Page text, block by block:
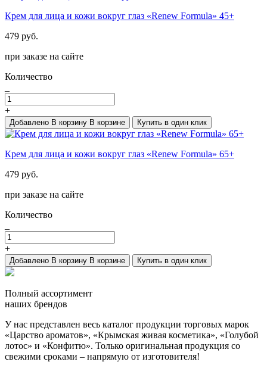
Крем для лица и кожи вокруг глаз «Renew Formula» 45+
479 руб.
при заказе на сайте
Количество
+
Добавлено В корзину В корзине Купить в один клик
Крем для лица и кожи вокруг глаз «Renew Formula» 65+
479 руб.
при заказе на сайте
Количество
+
Добавлено В корзину В корзине Купить в один клик
Полный ассортимент
наших брендов
У нас представлен весь каталог продукции торговых марок
«Царство ароматов», «Крымская живая косметика», «Голубой
лотос» и «Конфитю». Только оригинальная продукция со
свежими сроками – напрямую от изготовителя!